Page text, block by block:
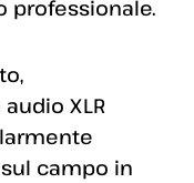
professionale.
XLR
campo in